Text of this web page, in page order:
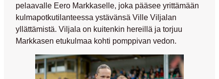
pelaavalle Eero Markkaselle, joka pääsee yrittämään
kulmapotkutilanteessa ystävänsä Ville Viljalan
yllättämistä. Viljala on kuitenkin hereillä ja torjuu
Markkasen etukulmaa kohti pomppivan vedon.